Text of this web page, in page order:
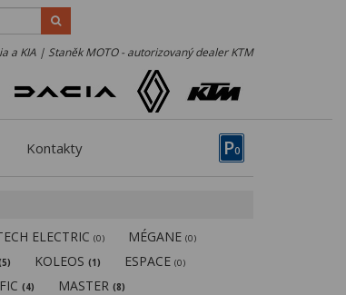
a KIA | Staněk MOTO - autorizovaný dealer KTM
P0
Kontakty
ELECTRIC(0) MÉGANE(0)
KOLEOS(1) ESPACE(0)
(4) MASTER(8)